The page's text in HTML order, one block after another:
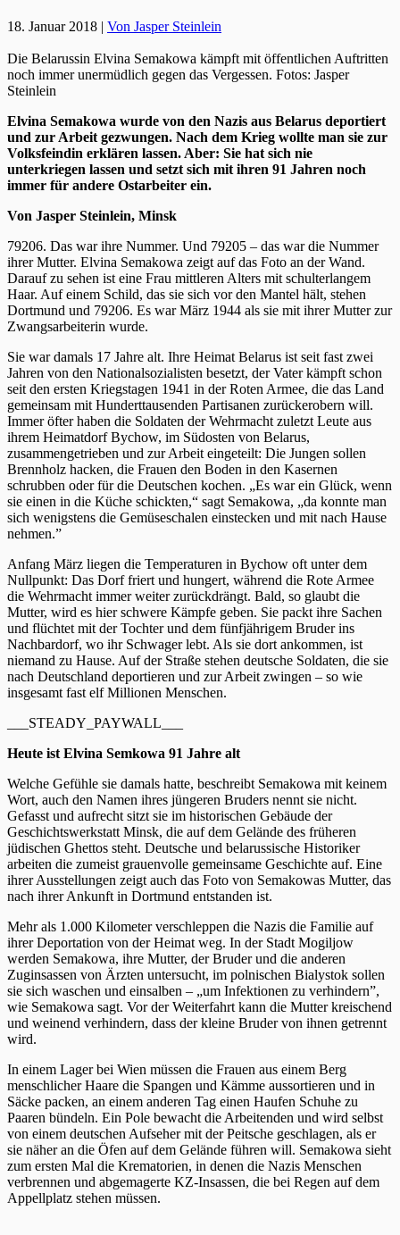
18. Januar 2018 | Von Jasper Steinlein
Die Belarussin Elvina Semakowa kämpft mit öffentlichen Auftritten
noch immer unermüdlich gegen das Vergessen. Fotos: Jasper
Steinlein
Elvina Semakowa wurde von den Nazis aus Belarus deportiert
und zur Arbeit gezwungen. Nach dem Krieg wollte man sie zur
Volksfeindin erklären lassen. Aber: Sie hat sich nie
unterkriegen lassen und setzt sich mit ihren 91 Jahren noch
immer für andere Ostarbeiter ein.
Von Jasper Steinlein, Minsk
79206. Das war ihre Nummer. Und 79205 – das war die Nummer
ihrer Mutter. Elvina Semakowa zeigt auf das Foto an der Wand.
Darauf zu sehen ist eine Frau mittleren Alters mit schulterlangem
Haar. Auf einem Schild, das sie sich vor den Mantel hält, stehen
Dortmund und 79206. Es war März 1944 als sie mit ihrer Mutter zur
Zwangsarbeiterin wurde.
Sie war damals 17 Jahre alt. Ihre Heimat Belarus ist seit fast zwei
Jahren von den Nationalsozialisten besetzt, der Vater kämpft schon
seit den ersten Kriegstagen 1941 in der Roten Armee, die das Land
gemeinsam mit Hunderttausenden Partisanen zurückerobern will.
Immer öfter haben die Soldaten der Wehrmacht zuletzt Leute aus
ihrem Heimatdorf Bychow, im Südosten von Belarus,
zusammengetrieben und zur Arbeit eingeteilt: Die Jungen sollen
Brennholz hacken, die Frauen den Boden in den Kasernen
schrubben oder für die Deutschen kochen. „Es war ein Glück, wenn
sie einen in die Küche schickten,“ sagt Semakowa, „da konnte man
sich wenigstens die Gemüseschalen einstecken und mit nach Hause
nehmen.”
Anfang März liegen die Temperaturen in Bychow oft unter dem
Nullpunkt: Das Dorf friert und hungert, während die Rote Armee
die Wehrmacht immer weiter zurückdrängt. Bald, so glaubt die
Mutter, wird es hier schwere Kämpfe geben. Sie packt ihre Sachen
und flüchtet mit der Tochter und dem fünfjährigem Bruder ins
Nachbardorf, wo ihr Schwager lebt. Als sie dort ankommen, ist
niemand zu Hause. Auf der Straße stehen deutsche Soldaten, die sie
nach Deutschland deportieren und zur Arbeit zwingen – so wie
insgesamt fast elf Millionen Menschen.
___STEADY_PAYWALL___
Heute ist Elvina Semkowa 91 Jahre alt
Welche Gefühle sie damals hatte, beschreibt Semakowa mit keinem
Wort, auch den Namen ihres jüngeren Bruders nennt sie nicht.
Gefasst und aufrecht sitzt sie im historischen Gebäude der
Geschichtswerkstatt Minsk, die auf dem Gelände des früheren
jüdischen Ghettos steht. Deutsche und belarussische Historiker
arbeiten die zumeist grauenvolle gemeinsame Geschichte auf. Eine
ihrer Ausstellungen zeigt auch das Foto von Semakowas Mutter, das
nach ihrer Ankunft in Dortmund entstanden ist.
Mehr als 1.000 Kilometer verschleppen die Nazis die Familie auf
ihrer Deportation von der Heimat weg. In der Stadt Mogiljow
werden Semakowa, ihre Mutter, der Bruder und die anderen
Zuginsassen von Ärzten untersucht, im polnischen Bialystok sollen
sie sich waschen und einsalben – „um Infektionen zu verhindern”,
wie Semakowa sagt. Vor der Weiterfahrt kann die Mutter kreischend
und weinend verhindern, dass der kleine Bruder von ihnen getrennt
wird.
In einem Lager bei Wien müssen die Frauen aus einem Berg
menschlicher Haare die Spangen und Kämme aussortieren und in
Säcke packen, an einem anderen Tag einen Haufen Schuhe zu
Paaren bündeln. Ein Pole bewacht die Arbeitenden und wird selbst
von einem deutschen Aufseher mit der Peitsche geschlagen, als er
sie näher an die Öfen auf dem Gelände führen will. Semakowa sieht
zum ersten Mal die Krematorien, in denen die Nazis Menschen
verbrennen und abgemagerte KZ-Insassen, die bei Regen auf dem
Appellplatz stehen müssen.